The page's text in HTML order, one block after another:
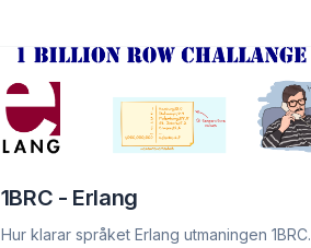
1BRC - Erlang
Hur klarar språket Erlang utmaningen 1BRC.